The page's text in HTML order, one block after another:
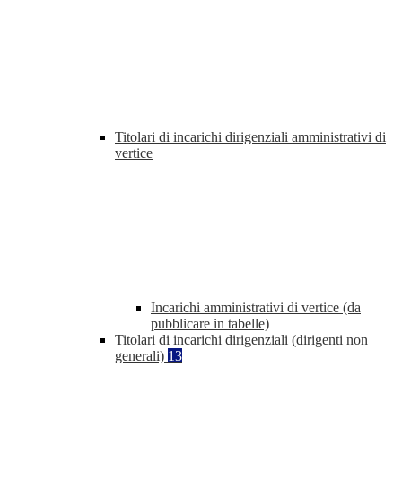
Titolari di incarichi dirigenziali amministrativi di
vertice
Incarichi amministrativi di vertice (da
pubblicare in tabelle)
Titolari di incarichi dirigenziali (dirigenti non
generali) 13